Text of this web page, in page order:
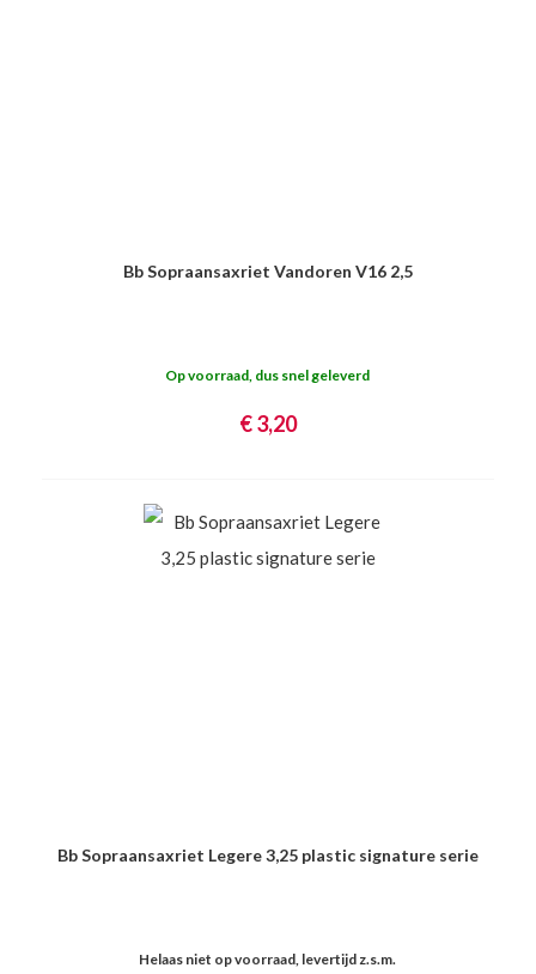
Bb Sopraansaxriet Vandoren V16 2,5
Op voorraad, dus snel geleverd
€ 3,20
Bb Sopraansaxriet Legere 3,25 plastic signature serie
Helaas niet op voorraad, levertijd z.s.m.